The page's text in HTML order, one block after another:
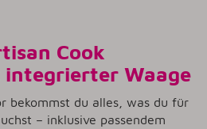
Cook
integrierter Waage
bekommst du alles, was du für
– inklusive passendem